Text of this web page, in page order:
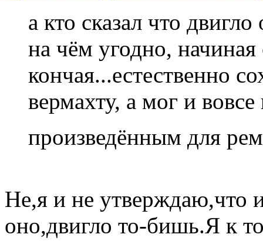
а кто сказал что
на чём угодно, начиная
кончая...естественно
вермахту, а мог и
произведённым для
Не,я и не утверждаю,что
оно,двигло то-бишь.Я к